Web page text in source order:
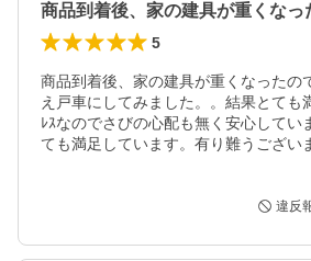
5
商品到着後、家の建具が重くなったの
え戸車にしてみました。。結果とても
ﾚｽなのでさびの心配も無く安心してい
ても満足しています。有り難うござい
違反